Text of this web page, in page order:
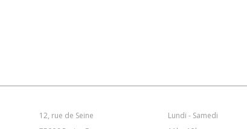
12, rue de Seine
Lundi - Samedi